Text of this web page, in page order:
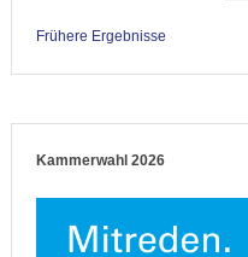
Frühere Ergebnisse
Kammerwahl 2026